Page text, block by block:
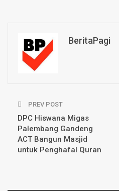
BeritaPagi
PREV POST
DPC Hiswana Migas
Palembang Gandeng
ACT Bangun Masjid
untuk Penghafal Quran